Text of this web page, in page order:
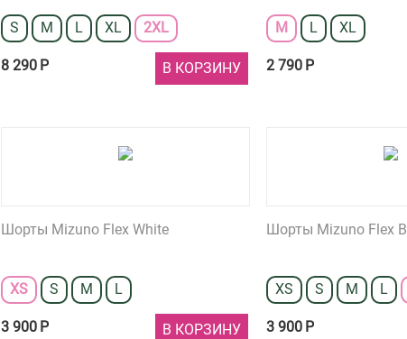
S M L XL 2XL
8 290 Р В КОРЗИНУ
M L XL
2 790 Р
Шорты Mizuno Flex White
XS S M L
3 900 Р В КОРЗИНУ
Шорты Mizuno Flex
XS S M L
3 900 Р